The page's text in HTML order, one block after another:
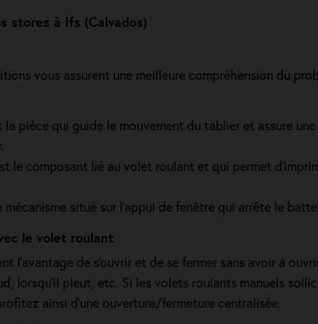
stores à Ifs (Calvados)
vous assurent une meilleure compréhension du
la pièce qui guide le mouvement du tablier et assure
le composant lié au volet roulant et qui permet
mécanisme situé sur l’appui de fenêtre qui arrête le
le volet roulant
l'avantage de s'ouvrir et de se fermer sans avoir à
lorsqu’il pleut, etc. Si les volets roulants manuels
ainsi d'une ouverture/fermeture centralisée.